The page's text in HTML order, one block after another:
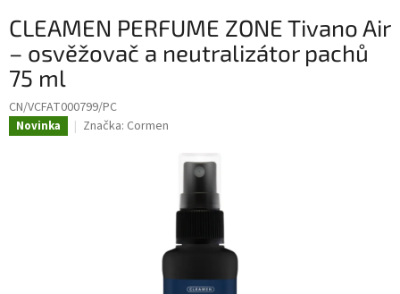
CLEAMEN PERFUME ZONE Tivano Air
– osvěžovač a neutralizátor pachů
75 ml
CN/VCFAT000799/PC
Novinka Značka: Cormen